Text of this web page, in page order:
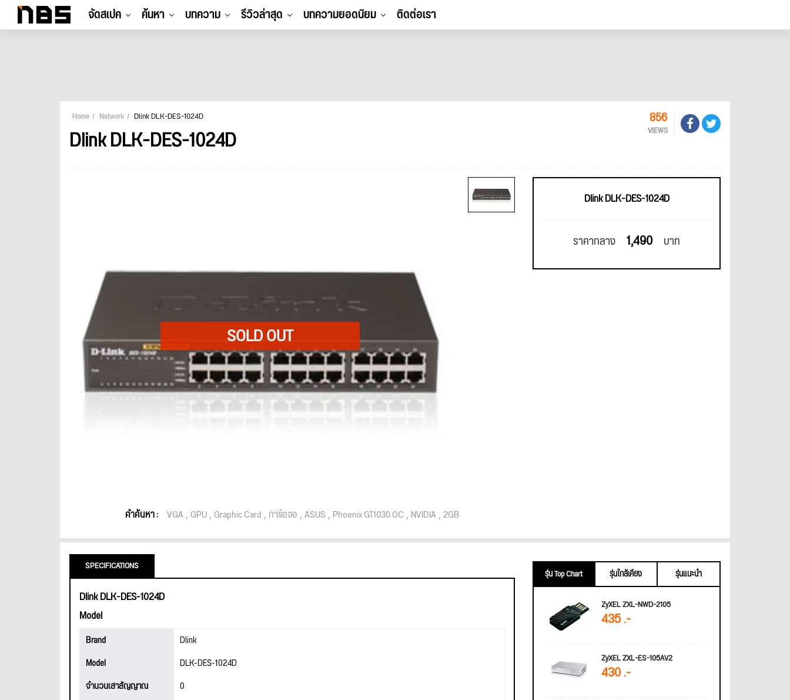
จัดสเปค ค้นหา บทความ รีวิวล่าสุด บทความยอดนิยม ติดต่อเรา
Home Network Dlink DLK-DES-1024D
Dlink DLK-DES-1024D
856
VIEWS
คำค้นหา : VGA GPU Graphic Card การ์ดจอ ASUS Phoenix GT1030 OC NVIDIA 2GB
Dlink DLK-DES-1024D
ราคากลาง 1,490 บาท
SPECIFICATIONS
Dlink DLK-DES-1024D
Model
Brand
Dlink
Model
DLK-DES-1024D
จำนวนเสาสัญญาณ
0
รุ่น Top Chart รุ่นใกล้เคียง
รุ่นแนะนำ
ZyXEL ZXL-NWD-2105
435 .-
ZyXEL ZXL-ES-105AV2
430 .-